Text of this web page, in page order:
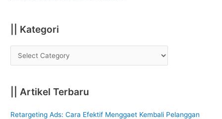
|| Kategori
|| Artikel Terbaru
Retargeting Ads: Cara Efektif Menggaet Kembali Pelanggan